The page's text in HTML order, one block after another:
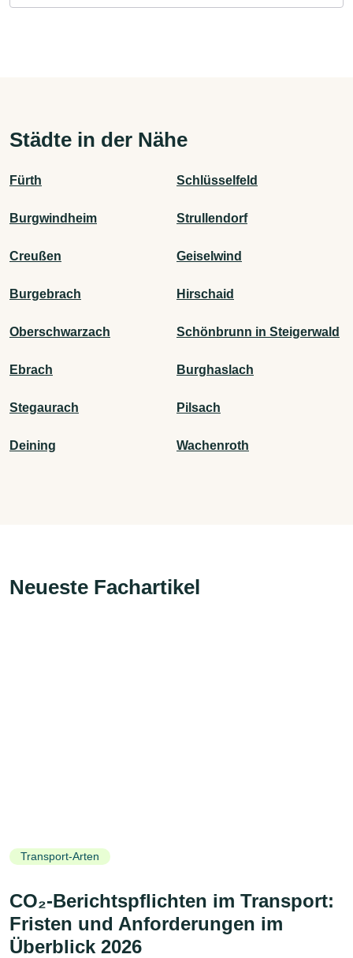
Städte in der Nähe
Fürth Schlüsselfeld
Burgwindheim Strullendorf
Creußen Geiselwind
Burgebrach Hirschaid
Oberschwarzach Schönbrunn in Steigerwald
Ebrach Burghaslach
Stegaurach Pilsach
Deining Wachenroth
Neueste Fachartikel
Transport-Arten
CO₂-Berichtspflichten im Transport:
Fristen und Anforderungen im
Überblick 2026